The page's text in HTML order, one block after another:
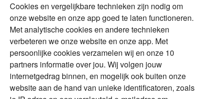
Duurzaam
Vermogensplanning
Tweede huis in
buitenland
DGA
Erfenis
Over Financial Focus
Specialisten
Financial Focus
magazine
The Exit Years
Contact
Cookies en vergelijkbare technieken zijn nodig om
onze website en onze app goed te laten functioneren.
Met analytische cookies en andere technieken
verbeteren we onze website en onze app. Met
persoonlijke cookies verzamelen wij en onze 10
partners informatie over jou. Wij volgen jouw
internetgedrag binnen, en mogelijk ook buiten onze
website aan de hand van unieke identificatoren, zoals